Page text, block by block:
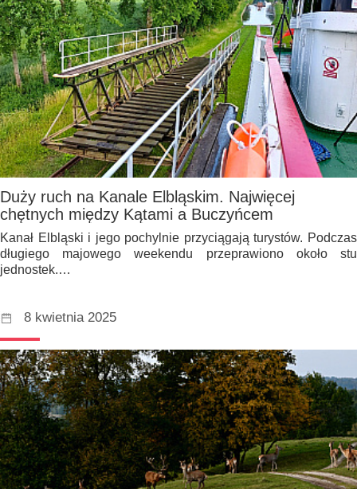
Duży ruch na Kanale Elbląskim. Najwięcej
chętnych między Kątami a Buczyńcem
Kanał Elbląski i jego pochylnie przyciągają turystów. Podczas
długiego majowego weekendu przeprawiono około stu
jednostek.…
8 kwietnia 2025